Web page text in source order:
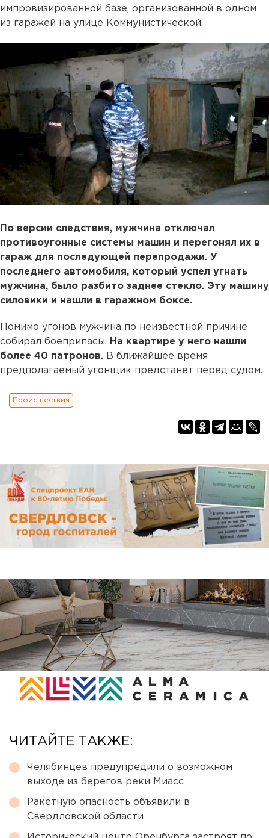
импровизированной базе, организованной в одном
из гаражей на улице Коммунистической.
По версии следствия, мужчина отключал
противоугонные системы машин и перегонял их в
гараж для последующей перепродажи. У
последнего автомобиля, который успел угнать
мужчина, было разбито заднее стекло. Эту машину
силовики и нашли в гаражном боксе.
Помимо угонов мужчина по неизвестной причине
собирал боеприпасы. На квартире у него нашли
более 40 патронов. В ближайшее время
предполагаемый угонщик предстанет перед судом.
Происшествия
ЧИТАЙТЕ ТАКЖЕ:
Челябинцев предупредили о возможном
выходе из берегов реки Миасс
Ракетную опасность объявили в
Свердловской области